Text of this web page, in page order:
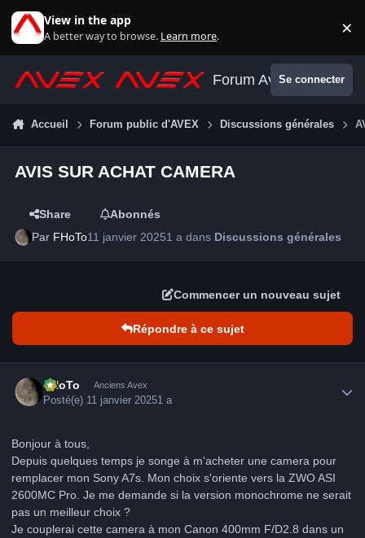
View in the app
A better way to browse. Learn more. ×
Forum AvexSe connecter
Accueil Forum public d'AVEX Discussions générales
AVIS SUR ACHAT CAMERA
Share
Abonnés
Par FHoTo11 janvier 20251 a dans Discussions générales
Commencer un nouveau sujet
Répondre à ce sujet
FHoTo Anciens Avex
Posté(e) 11 janvier 20251 a
Bonjour à tous,
Depuis quelques temps je songe à m'acheter une camera pour
remplacer mon Sony A7s. Mon choix s'oriente vers la ZWO ASI
2600MC Pro. Je me demande si la version monochrome ne serait
pas un meilleur choix ?
Je couplerai cette camera à mon Canon 400mm F/D2.8 dans un